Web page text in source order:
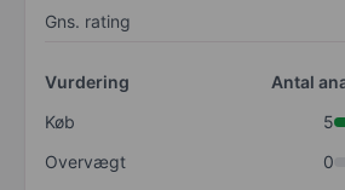
Gns. rating
Vurdering
Antal
Køb
5
Overvægt
0